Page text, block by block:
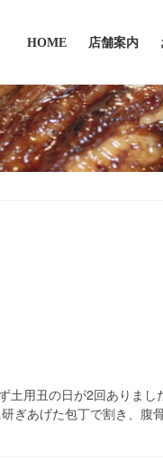
HOME 店舗案内
用丑の日が2回ありま
あげた包丁で割き、腹